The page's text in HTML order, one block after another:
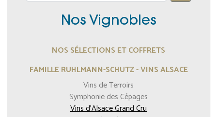
Nos Vignobles
NOS SÉLECTIONS ET COFFRETS
FAMILLE RUHLMANN-SCHUTZ - VINS ALSACE
Vins de Terroirs
Symphonie des Cépages
Vins d'Alsace Grand Cru